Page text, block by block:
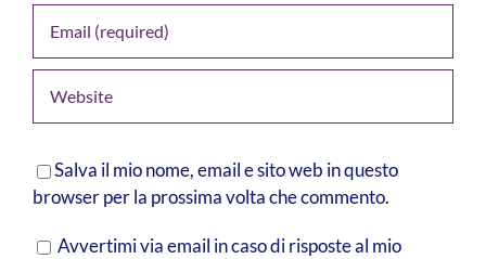
Salva il mio nome, email e sito web in questo
browser per la prossima volta che commento.
Avvertimi via email in caso di risposte al mio